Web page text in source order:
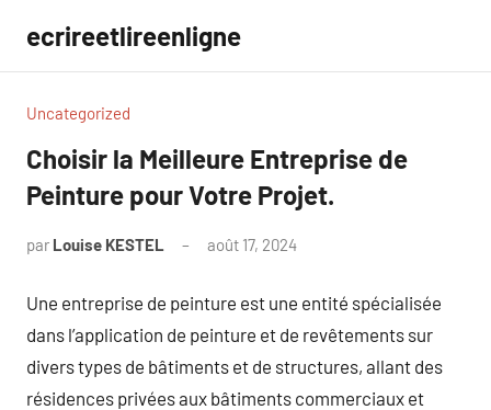
contenu
ecrireetlireenligne
Uncategorized
Choisir la Meilleure Entreprise de
Peinture pour Votre Projet.
par Louise KESTEL août 17, 2024
Une entreprise de peinture est une entité spécialisée
dans l’application de peinture et de revêtements sur
divers types de bâtiments et de structures, allant des
résidences privées aux bâtiments commerciaux et